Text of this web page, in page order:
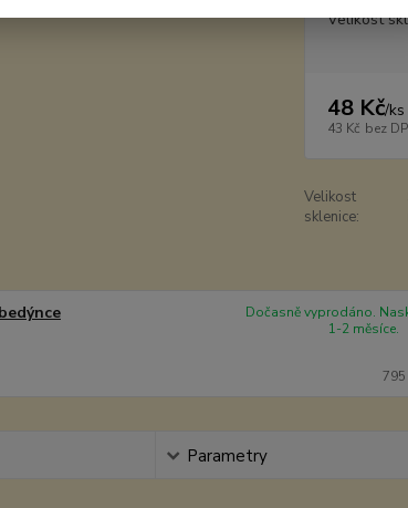
Velikost
48 Kč/ks
43 Kč bez
Velikost
sklenice:
795
Dočasně vyprodáno.
1-2 měsíce.
Parametry